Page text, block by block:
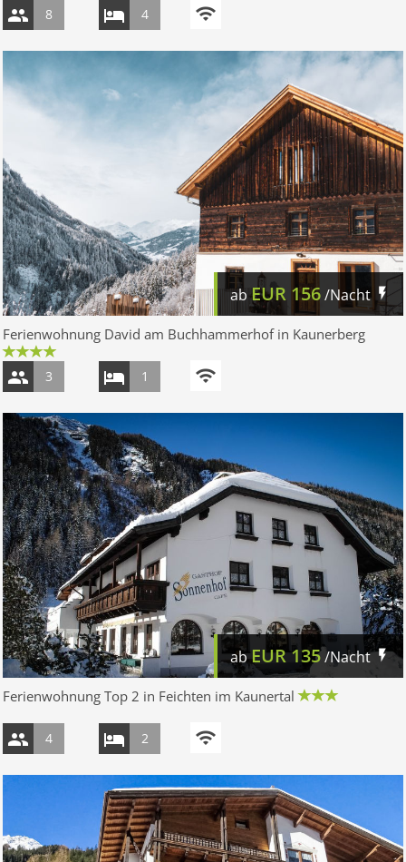
8 4
abEUR 156/Nacht
Ferienwohnung David am Buchhammerhof in Kaunerberg
3 1
abEUR 135/Nacht
Ferienwohnung Top 2 in Feichten im Kaunertal
4 2